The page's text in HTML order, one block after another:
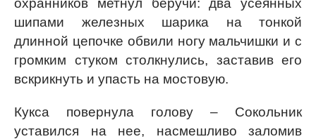
охранников метнул беручи: два усеянных
шипами железных шарика на тонкой
длинной цепочке обвили ногу мальчишки и с
громким стуком столкнулись, заставив его
вскрикнуть и упасть на мостовую.
Кукса повернула голову – Сокольник
уставился на нее, насмешливо заломив